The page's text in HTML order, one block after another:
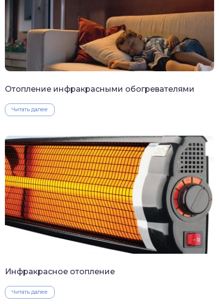
Отопление инфракрасными обогревателями
Читать далее
Инфракрасное отопление
Читать далее